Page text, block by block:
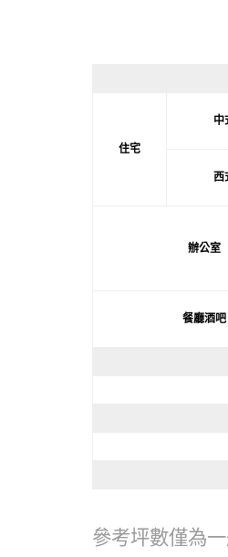
住宅
中
西
辦公室
餐廳酒吧
參考坪數僅為